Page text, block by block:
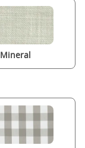
Mineral